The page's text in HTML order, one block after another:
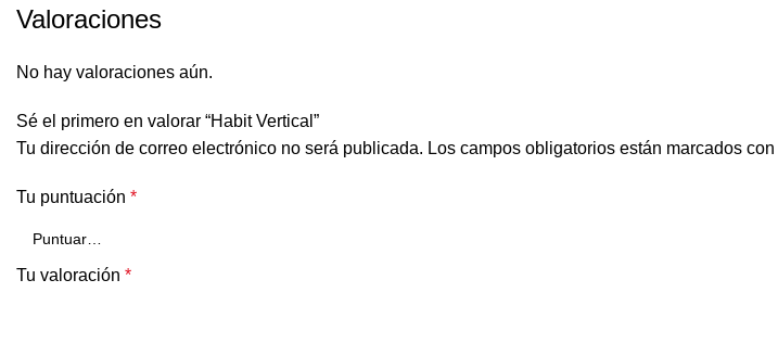
Valoraciones
No hay valoraciones aún.
Sé el primero en valorar “Habit Vertical”
Tu dirección de correo electrónico no será publicada. Los campos obligatorios están marcados con
Tu puntuación *
Tu valoración *